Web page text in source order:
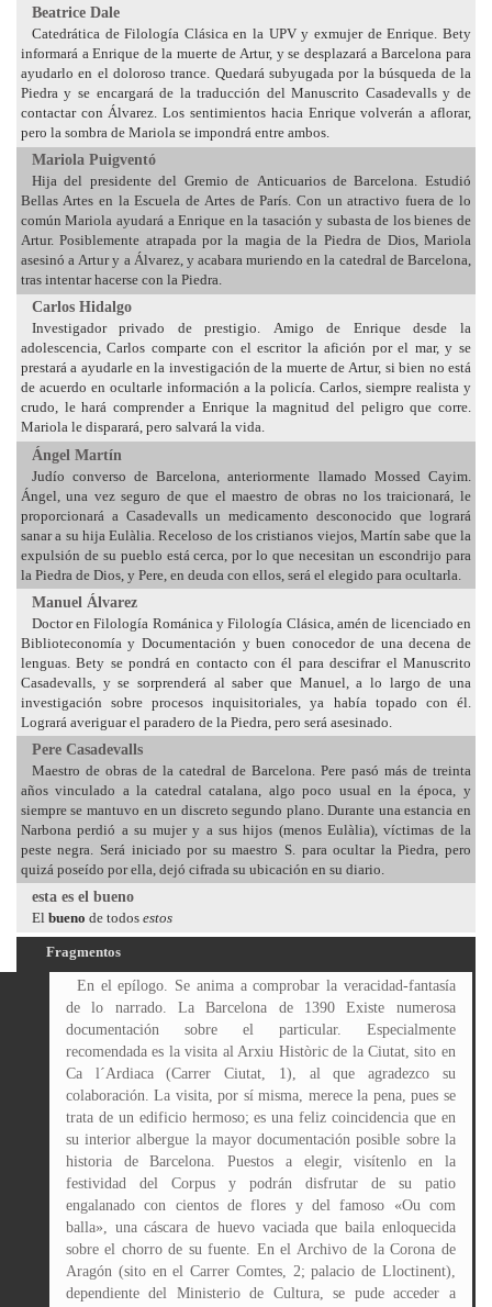
Beatrice Dale
Catedrática de Filología Clásica en la UPV y exmujer de Enrique. Bety
informará a Enrique de la muerte de Artur, y se desplazará a Barcelona para
ayudarlo en el doloroso trance. Quedará subyugada por la búsqueda de la
Piedra y se encargará de la traducción del Manuscrito Casadevalls y de
contactar con Álvarez. Los sentimientos hacia Enrique volverán a aflorar,
pero la sombra de Mariola se impondrá entre ambos.
Mariola Puigventó
Hija del presidente del Gremio de Anticuarios de Barcelona. Estudió
Bellas Artes en la Escuela de Artes de París. Con un atractivo fuera de lo
común Mariola ayudará a Enrique en la tasación y subasta de los bienes de
Artur. Posiblemente atrapada por la magia de la Piedra de Dios, Mariola
asesinó a Artur y a Álvarez, y acabara muriendo en la catedral de Barcelona,
tras intentar hacerse con la Piedra.
Carlos Hidalgo
Investigador privado de prestigio. Amigo de Enrique desde la
adolescencia, Carlos comparte con el escritor la afición por el mar, y se
prestará a ayudarle en la investigación de la muerte de Artur, si bien no está
de acuerdo en ocultarle información a la policía. Carlos, siempre realista y
crudo, le hará comprender a Enrique la magnitud del peligro que corre.
Mariola le disparará, pero salvará la vida.
Ángel Martín
Judío converso de Barcelona, anteriormente llamado Mossed Cayim.
Ángel, una vez seguro de que el maestro de obras no los traicionará, le
proporcionará a Casadevalls un medicamento desconocido que logrará
sanar a su hija Eulàlia. Receloso de los cristianos viejos, Martín sabe que la
expulsión de su pueblo está cerca, por lo que necesitan un escondrijo para
la Piedra de Dios, y Pere, en deuda con ellos, será el elegido para ocultarla.
Manuel Álvarez
Doctor en Filología Románica y Filología Clásica, amén de licenciado en
Biblioteconomía y Documentación y buen conocedor de una decena de
lenguas. Bety se pondrá en contacto con él para descifrar el Manuscrito
Casadevalls, y se sorprenderá al saber que Manuel, a lo largo de una
investigación sobre procesos inquisitoriales, ya había topado con él.
Logrará averiguar el paradero de la Piedra, pero será asesinado.
Pere Casadevalls
Maestro de obras de la catedral de Barcelona. Pere pasó más de treinta
años vinculado a la catedral catalana, algo poco usual en la época, y
siempre se mantuvo en un discreto segundo plano. Durante una estancia en
Narbona perdió a su mujer y a sus hijos (menos Eulàlia), víctimas de la
peste negra. Será iniciado por su maestro S. para ocultar la Piedra, pero
quizá poseído por ella, dejó cifrada su ubicación en su diario.
esta es el bueno
El bueno de todosestos
Fragmentos
En el epílogo. Se anima a comprobar la veracidad-fantasía de lo narrado. La Barcelona de 1390 Existe numerosa documentación sobre el particular. Especialmente recomendada es la visita al Arxiu Històric de la Ciutat, sito en Ca l´Ardiaca (Carrer Ciutat, 1), al que agradezco su colaboración. La visita, por sí misma, merece la pena, pues se trata de un edificio hermoso; es una feliz coincidencia que en su interior albergue la mayor documentación posible sobre la historia de Barcelona. Puestos a elegir, visítenlo en la festividad del Corpus y podrán disfrutar de su patio engalanado con cientos de flores y del famoso «Ou com balla», una cáscara de huevo vaciada que baila enloquecida sobre el chorro de su fuente. En el Archivo de la Corona de Aragón (sito en el Carrer Comtes, 2; palacio de Lloctinent), dependiente del Ministerio de Cultura, se pude acceder a numerosísima documentación sobre la época que nos ocupa, máxime desde que en el año 2006 se derogó la obligatoriedad de la posesión de la tarjeta de investigador para acceder a sus fondos. Pero, por sí mismo, es otro de esos lugares hermosos que también deben conocerse, justo al lado de la catedral. Además, bajo sus mismos cimientos se halla la increíble Barcino romana, que puede ser visitada desde la planta baja del Museu d´Història de la ciutat de Barcelona. El libro História de la ciutat de Barcelona, de la editorial Aedos, publicado en Barcelona en el año 1975, me ayudó en gran manera a situar la sociedad del momento. Otras fuentes de documentación son fáciles de encontrar en Internet, pero acéptenme un consejo personal: no se fíen demasiado. Según la fuente, las fechas de los datos buscados pueden llegar a oscilar entre cinco y quince años. Cotejes los datos de Internet con fuentes históricas documentadas. Si existe alguna leve discrepancia entre las fechas históricas, los personajes y los sucesos reales mencionados en la presente obra deben considerarse pequeñas licencias narrativas por las que pido disculpas anticipadas. La catedral de Barcelona Sobre la construcción de la catedral existen diversos estudios disponibles para el profano. En la propia catedral pueden adquirirse algunos de ellos, naturalmente adecuados al entendimiento de cualquier persona no versada en cuestiones propiamente arquitectónicas. Sin embargo, si se desea una documentación profunda sobre su proceso de construcción, la visita al Archivo del Col·legi d´ Arquitectes de Catalunya (Delegación de Barcelona, sito en el Carrer Arcs, 1-3, 4.ª planta) es obligada. El acceso está, en principio, restringido a arquitectos e investigadores. Aunque la mayoría de sus fondos se centran en los siglos XIX y XX, existe documentación precisa sobre la catedral, en especial sobre las labores de restauración realizadas en los años setenta, que sirvieron para devolver el esplendor cromático a un edificio oscurecido por el paso de los siglos. Por último, un consejo: el tejado de la catedral, que cuando redacté esta novela no permanecía abierto al público, ahora puede ser visitado... ¡Qué inmenso placer poder acercarse junto a la cruz de término y sabes que fue allí, junto a nuestros pies, donde estuvo escondido largos siglos el «objeto»! Si se fijan bien, quizás puedan observar que en cierta piedra de la base la argamasa es más bien reciente... La tradición cabalística Es uno de los grandes misterios que nos ocupa. No puedo extenderme en exceso ya que me he comprometido a ello, y tal como dijera largos años atrás el propio Casadevall al converso Ángel Martín: «soy un hombre de palabra». Diré, únicamente, que la tradición cabalística ha existido, existe y existirá. Hay mucho engañabobos que no merece el mayor crédito. Quien realmente desee acercarse a ella deberá dedicar años de estudio y de entrega personal para poder siquiera acariciar los misterios que nos ofrece. Eso, o ganar la confianza de quien sí sabe. Ningún conocimiento se obtiene o se otorga sin esfuerzo, doy fe de ello. En cuanto a los sefirá, son el mismo aliento de Dios. Sobre ellos podrán encontrar documentación diversa; la mayor parte es falsa o tergiversada; otra, muy escasa, verídica. Que el «Árbol de la vida, la estructura cabalística que conforma las relaciones entre los sefirots, y la arquitectura de las claves del tejado de la catedral de Barcelona sean tan extraordinariamente similares constituye una de esas raras casualidade que cualquier escritor con dos dedos de frente no puede dejar escapar, asombrado por su propia capacidad de asociar ideas... Quizá no haya tal. Tal vez, como escribió el investigador Carlos Hidalgo en la pantalla de su ordenador: «Las casualidades no existen». De cualquier posible estudio que deseen realizar sobre la presente novela, éste será el más complejo de todos, pues la sensación de que las ramas impedirán seguir el camino será en todo momento cierta, acusada y profunda: nada hay más extraño que intuir una verdad y saber que ésta jamás podrá ser aprehendida. Pero en el intento está el verdadero fin: llegar carece de importancia cuando caminar se convierte en auténtica pasión (471-473). CAMPO EN BLANCO: Epílogo (La Barcelona de 1390, La catedral de Barcelona, La tradición cabalística), pp. 471-473. Contiene las fuentes del relato. Notas léxicas (traducción euskera y latín) y enciclopédicas. Se incluye ilustración del Árbol de la vida (434) Algunos de los acontecimientos narrados en esta novela son reales. Dejo a la imaginación o a la capacidad de investigación del lector descubrir qué de lo contado a continuación sucedió en realidad. Lógicamente, todos los nombres de los personajes han sido modificados. Durante todo el sábado estuvo trabajando en el extraño manuscrito de los Casadevall. El libro no era propiamente un diario, sino más bien un dietario, aunque recogía también las impresiones de su autor, a quien identificó como el adjunto a un maestro de obras, allá por los principios de siglo XV. Identificó al posible redactor del texto original como al maestro de obras Casadevall, que ostentó dicho cargo entre los años 1398 y 1424. Le resultó imposible identificar al autor de las notas al margen, aunque no dudó en una cosa: el conjunto de la traducción resultaba el más complejo al que se había enfrentado en años, y podía dar fe de haberse encontrado con muchos manuscritos y vieja correspondencia que se le había resistido en menor medida que aquel enigmático texto. A medida que transcurrían las horas, la lectura detallada del manuscrito y de sus anotaciones comenzó a revelarle hechos inauditos. Transcribió en hojas de borrador diversas anotaciones que resultaban confusas y que debía comprobar cuanto antes, pero el texto resultaba tan misterioso y críptico a medida que progresaba en él que prefirió continuar desvelando los secretos ocultos durante siglos que correr a confirmar en otras bibliotecas o archivos la veracidad de lo hallado. Cuando Artur miró de nuevo el reloj, ya eran las dos y me dia de la madrugada. La primera traducción del libro le había costado trece horas de trabajo ininterrumpido; incluso para un experto como él en lenguas clásicas la apretada letra del arquitecto había complicado mucho la cosa. Con la vista cansada y unas terribles ganas de orinar, acordó consigo mismo finalizar la sesión. Le dolía la espalda; por la puerta aún abierta entraba el fresco aire de la noche. Había refrescado y la tienda estaba helada. Hizo sus necesidades, cogió la chaqueta y se dispuso a dirigirse a casa. Miró detenidamente el manuscrito Casadevall. Por primera vez en muchos años, sintió una punzada de verdadero miedo. No era la angustia que sintiera tras hablar con el Francés; aquello que antes sintiera como miedo era apenas un esbozo de la sensación que ahora nacía en su interior y que tenía su raíz en una increíble historia. Era un miedo profundo, cerval, incontrolable, que iba creciendo lentamente, pero sin pausa, pese a su edad, pese a su experiencia, pese a su seguridad. Lo combatió, y lo venció no sin esfuerzo. Decidió llevárselo a casa, pero cediendo a un instinto desconocido lo tomó entre sus manos y, con esa pericia que da el conocimiento y la experiencia, desbrozó los hilos que unían las viejas hojas al lomo. Repitió la maniobra con uno de los viejos ejemplares de su biblioteca de trabajo, de similar tamaño y escaso valor, el volumen primero del Exercicio de Perfección, e intercambió los contenidos no sin unirlos con cola de secado rápido. Depositó el libro de los Casadevall en la estantería, arropado entre otros cien o doscientos ejemplares de valor relativo, únicamente para especialistas. Tomó el lomo sobrante y abandonó la tienda con éste y las páginas originales del libro utilizado como sustituto; lo arrojó todo a una papelera cualquiera. El contenido del manuscrito había despertado uno de esos miedos atávicos a lo desconocido que Artur creía haber superado con el paso de los años y la llegada de la edad adulta (38-39). P.D.: Escribo estas líneas unos días después de acabar la carta, justo antes de enviarla. He realizado hace apenas unos días la adquisición de un lote que incluye todo el contenido de una vieja masía señorial propiedad de una vieja familia catalana, los Bergués. En su biblioteca he descubierto algo increíble, capaz de colmar las expectativas de un anticuario. No me atrevo a revelarte nada hasta haber comprobado que no se trata de las imaginaciones de un viejo y que su fundamento se revela cierto. Por algún motivo que no alcanzo a comprender estoy intranquilo; esto es algo que, por primera vez en muchos años, me supera por completo. Si me pasara algo, no sé cualquier arrechucho de esos que nos dan a los viejos, un ataque al corazón o algo así, tre recomiendo que leas el Exercicio de Perfeción, volumen primero. Allí se encuentra la información precisa para continuar mi trabajo. Lo encontrarás en os estantes de mi biblioteca, en la tienda. No sé no or qué añado esto; ¡como si tuviera que pasarme algo! ¡Valiente tontería! Un fuerte y sincero abrazo (55-56). Encontró el Exercicio de